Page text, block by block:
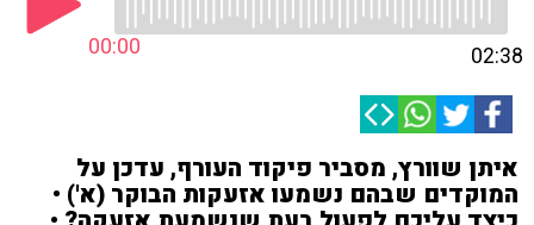
00:00 02:38
איתן שוורץ, מסביר פיקוד העורף, עדכן על
המוקדים שבהם נשמעו אזעקות הבוקר (א') •